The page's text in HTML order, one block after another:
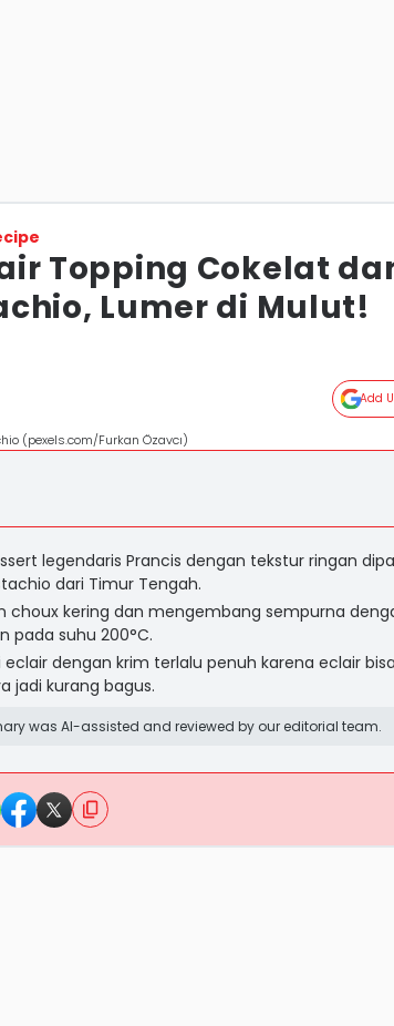
Topping Cokelat
Lumer di Mulut!
Add
(pexels.com/Furkan Özavcı)
legendaris Prancis dengan tekstur ringan
dari Timur Tengah.
choux kering dan mengembang sempurna
pada suhu 200°C.
dengan krim terlalu penuh karena eclair
jadi kurang bagus.
was AI-assisted and reviewed by our editorial team.